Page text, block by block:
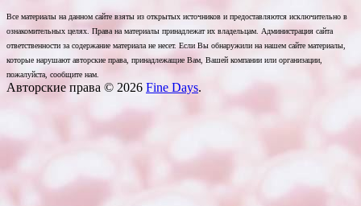
Все материалы на данном сайте взяты из открытых источников и предоставляются исключительно в
ознакомительных целях. Права на материалы принадлежат их владельцам. Администрация сайта
ответственности за содержание материала не несет. Если Вы обнаружили на нашем сайте материалы,
которые нарушают авторские права, принадлежащие Вам, Вашей компании или организации,
пожалуйста, сообщите нам.
Авторские права © 2026 Fine Days.